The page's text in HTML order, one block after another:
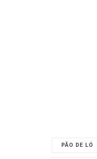
PÃO DE LÓ